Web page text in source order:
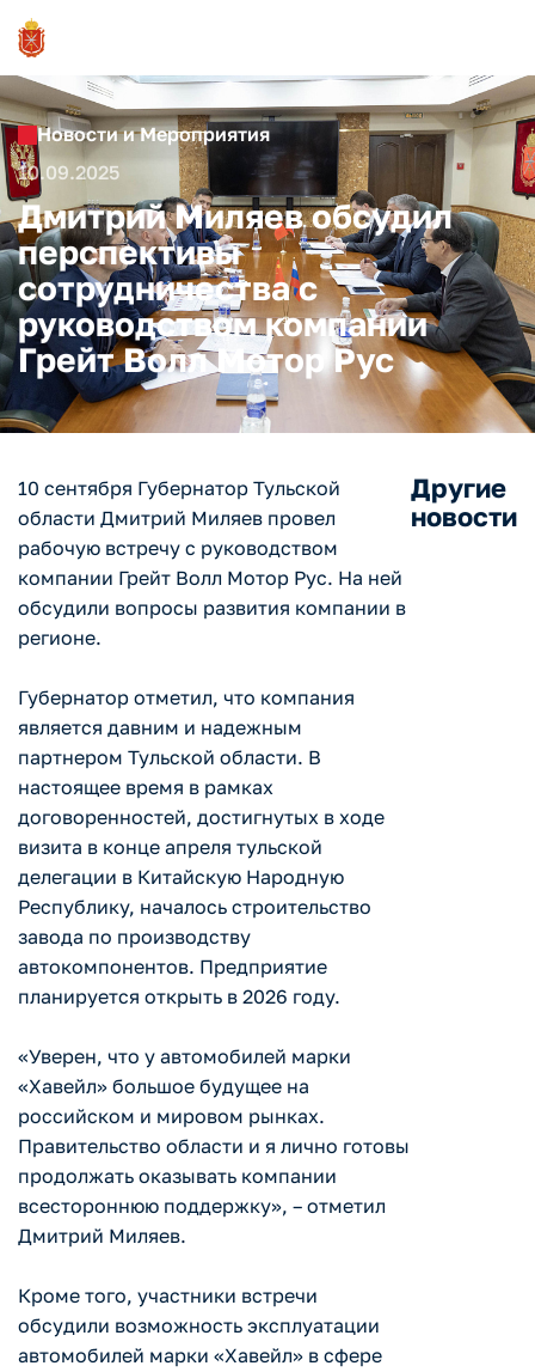
Новости и Мероприятия
10.09.2025
Дмитрий Миляев обсудил
перспективы
сотрудничества с
руководством компании
Грейт Волл Мотор Рус
10 сентября Губернатор Тульской
области Дмитрий Миляев провел
рабочую встречу с руководством
компании Грейт Волл Мотор Рус. На ней
обсудили вопросы развития компании в
регионе.
Губернатор отметил, что компания
является давним и надежным
партнером Тульской области. В
настоящее время в рамках
договоренностей, достигнутых в ходе
визита в конце апреля тульской
делегации в Китайскую Народную
Республику, началось строительство
завода по производству
автокомпонентов. Предприятие
планируется открыть в 2026 году.
«Уверен, что у автомобилей марки
«Хавейл» большое будущее на
российском и мировом рынках.
Правительство области и я лично готовы
продолжать оказывать компании
всестороннюю поддержку», – отметил
Дмитрий Миляев.
Кроме того, участники встречи
обсудили возможность эксплуатации
автомобилей марки «Хавейл» в сфере
Другие
новости